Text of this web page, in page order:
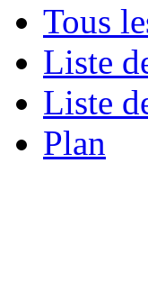
Tous
Liste
Liste
Plan